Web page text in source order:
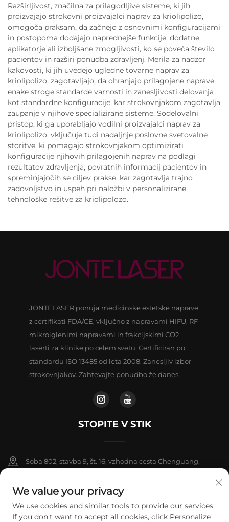
Razširljivost, značilna za prilagodljive sisteme, ki jih
proizvajajo strokovni proizvajalci naprav za kriolipolizo,
omogoča praksam, da začnejo z osnovnimi konfiguracijami
in postopoma dodajajo naprednejše funkcije, dodatne
aplikatorje ali izboljšane zmogljivosti, ko se poveča število
pacientov in razširi ponudba zdravljenj. Merila za nadzor
kakovosti, ki jih uvedejo ugledne tovarne naprav za
kriolipolizo, zagotavljajo, da ohranjajo prilagojene naprave
enake stroge standarde varnosti in zanesljivosti delovanja
kot standardne konfiguracije, kar strokovnjakom zagotavlja
zaupanje v njihove specializirane sisteme. Sodelovalni
pristop, ki ga uporabljajo vodilni proizvajalci naprav za
kriolipolizo, vključuje tudi nadaljnje poslovne svetovalne
storitve, ki pomagajo strokovnjakom optimizirati
konfiguracije njihovih prilagojenih naprav na podlagi
rezultatov zdravljenja, povratnih informacij pacientov in
spreminjajočih se ciljev prakse, kar zagotavlja trajno
zadovoljstvo in uspeh pri naložbi v personalizirane
tehnološke rešitve za kriolipolozo.
JONTELASER ponuja medicinske estetske naprave
z certifikati FDA/CE, vključno z napravami HIFU, RF
mikroiglenimi napravami in frakcijskimi CO2
laserti za klinike po celem svetu. Certificiran po
standardu ISO 13485 od leta 2008. Zanesljiv izbor
strokovnjakov. Zahtevajte ponudbo že danes.
STOPITE V STIK
Soba 802, stavba 9, št. 16, vzhodna cesta Chenguang,
+86-13911459627
[email protected]
We value your privacy
We use cookies and similar tools to provide our services.
If you don't want to accept all cookies, click Personalize